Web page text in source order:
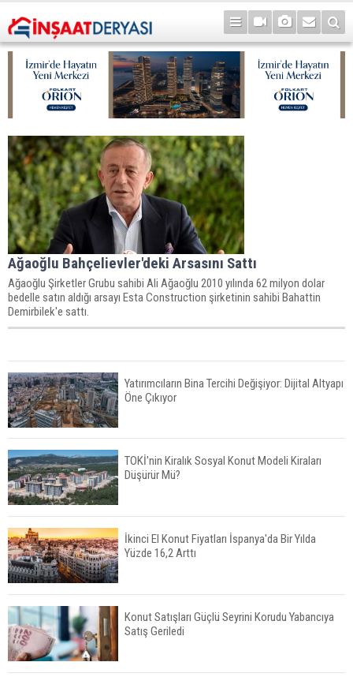
Ağaoğlu Bahçelievler'deki Arsasını Sattı
Ağaoğlu Şirketler Grubu sahibi Ali Ağaoğlu 2010 yılında 62 milyon dolar
bedelle satın aldığı arsayı Esta Construction şirketinin sahibi Bahattin
Demirbilek'e sattı.
Yatırımcıların Bina Tercihi Değişiyor: Dijital Altyapı
Öne Çıkıyor
TOKİ'nin Kiralık Sosyal Konut Modeli Kiraları
Düşürür Mü?
İkinci El Konut Fiyatları İspanya'da Bir Yılda
Yüzde 16,2 Arttı
Konut Satışları Güçlü Seyrini Korudu Yabancıya
Satış Geriledi